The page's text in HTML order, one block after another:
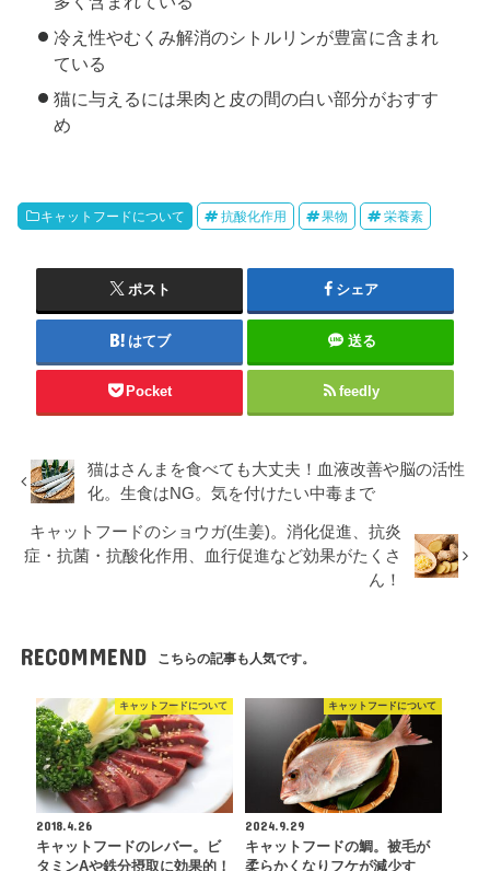
冷え性やむくみ解消のシトルリンが豊富に含まれ
ている
猫に与えるには果肉と皮の間の白い部分がおすす
め
キャットフードについて 抗酸化作用 果物 栄養素
ポスト シェア
はてブ 送る
Pocket feedly
猫はさんまを食べても大丈夫！血液改善や脳の活性
化。生食はNG。気を付けたい中毒まで
キャットフードのショウガ(生姜)。消化促進、抗炎
症・抗菌・抗酸化作用、血行促進など効果がたくさ
ん！
RECOMMEND こちらの記事も人気です。
キャットフードについて
2018.4.26
キャットフードのレバー。ビ
タミンAや鉄分摂取に効果的！
キャットフードについて
2024.9.29
キャットフードの鯛。被毛が
柔らかくなりフケが減少す